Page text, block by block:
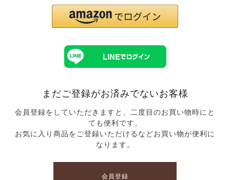
まだご登録がお済みでないお客様
会員登録をしていただきますと、二度目のお買い物時にと
ても便利です。
お気に入り商品をご登録いただけるなどお買い物が便利に
なります。
会員登録